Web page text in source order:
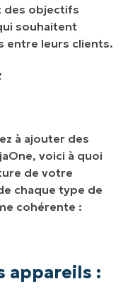
des objectifs
souhaitent
entre leurs clients.
à ajouter des
voici à quoi
de votre
chaque type de
cohérente :
appareils :